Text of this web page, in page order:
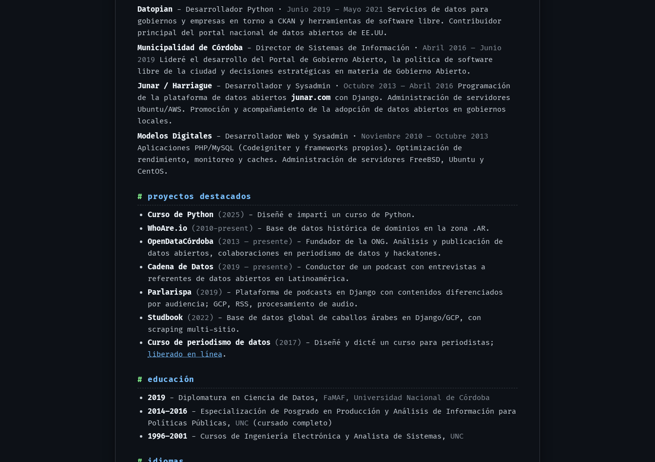
Datopian - Desarrollador Python · Junio 2019 – Mayo 2021 Servicios de datos para
gobiernos y empresas en torno a CKAN y herramientas de software libre. Contribuidor
principal del portal nacional de datos abiertos de EE.UU.
Municipalidad de Córdoba - Director de Sistemas de Información · Abril 2016 – Junio
2019 Lideré el desarrollo del Portal de Gobierno Abierto, la política de software
libre de la ciudad y decisiones estratégicas en materia de Gobierno Abierto.
Junar / Harriague - Desarrollador y Sysadmin · Octubre 2013 – Abril 2016 Programación
de la plataforma de datos abiertos
junar.com con Django. Administración de servidores
Ubuntu/AWS. Promoción y acompañamiento de la adopción de datos abiertos en gobiernos
locales.
Modelos Digitales - Desarrollador Web y Sysadmin · Noviembre 2010 – Octubre 2013
Aplicaciones PHP/MySQL (Codeigniter y frameworks propios). Optimización de
rendimiento, monitoreo y caches. Administración de servidores FreeBSD, Ubuntu y
CentOS.
proyectos destacados
Curso de Python (2025) - Diseñé e impartí un curso de Python.
WhoAre.io (2010-present) - Base de datos histórica de dominios en la zona .AR.
OpenDataCórdoba (2013 – presente) - Fundador de la ONG. Análisis y publicación de
datos abiertos, colaboraciones en periodismo de datos y hackatones.
Cadena de Datos (2019 – presente) - Conductor de un podcast con entrevistas a
referentes de datos abiertos en Latinoamérica.
Parlarispa (2019) - Plataforma de podcasts en Django con contenidos diferenciados
por audiencia; GCP, RSS, procesamiento de audio.
Studbook (2022) - Base de datos global de caballos árabes en Django/GCP, con
scraping multi-sitio.
Curso de periodismo de datos (2017) - Diseñé y dicté un curso para periodistas;
liberado en línea .
educación
2019 - Diplomatura en Ciencia de Datos,
FaMAF, Universidad Nacional de Córdoba
2014–2016 - Especialización de Posgrado en Producción y Análisis de Información para
Políticas Públicas, UNC (cursado completo)
1996–2001 - Cursos de Ingeniería Electrónica y Analista de Sistemas, UNC